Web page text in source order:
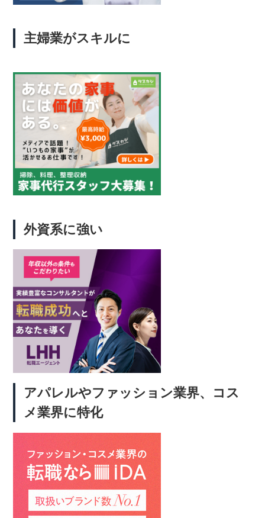
主婦業がスキルに
外資系に強い
アパレルやファッション業界、コス
メ業界に特化